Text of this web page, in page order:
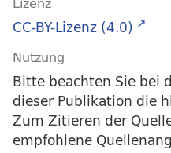
CC-BY-Lizenz (4.0)
Nutzung
Bitte beachten Sie bei
dieser Publikation die
Zum Zitieren der
empfohlene